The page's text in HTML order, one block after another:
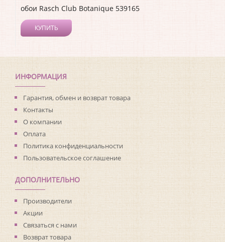
обои Rasch Club Botanique 539165
КУПИТЬ
Длина рулона:
Ширина рулона: 2
Материал покрытия:Виниловое
Страна:Германия
Материал основы:
Флизелин
Раппорт:<>
ИНФОРМАЦИЯ
Гарантия, обмен и возврат товара
Контакты
О компании
Оплата
Политика конфиденциальности
Пользовательское соглашение
ДОПОЛНИТЕЛЬНО
Производители
Акции
Связаться с нами
Возврат товара